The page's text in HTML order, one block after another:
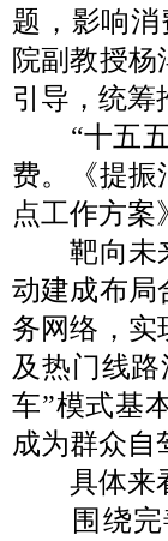
题，影响
院副教授
引导，统筹
“十五五”
费。《提振
点工作方案
靶向未来
动建成布局
务网络，实
及热门线
车”模式基
成为群众自
具体来看
围绕完善